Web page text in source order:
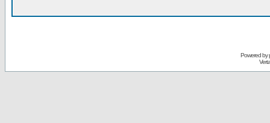
Powered by